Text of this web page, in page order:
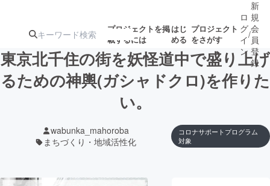
プロジェクトを掲
載するには
はじ
める
プロジェクト
をさがす
注目の新着プロ
ロ
グ
イ
ン
/
新
規
会
員
登
録
東京北千住の街を妖怪道中で盛り上げ
るための神輿(ガシャドクロ)を作りた
い。
wabunka_mahoroba
まちづくり・地域活性化
コロナサポートプログラム
対象